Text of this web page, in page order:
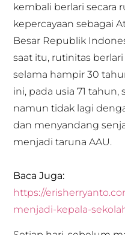
kembali berlari secara
kepercayaan sebagai
Besar Republik
saat itu, rutinitas
selama hampir 30
ini, pada usia 71 tahun,
namun tidak lagi
dan menyandang
menjadi taruna AAU.
Baca Juga:
https://
menjadi-kepala-